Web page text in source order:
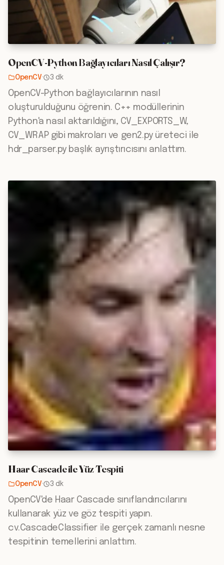
OpenCV-Python Bağlayıcıları Nasıl Çalışır?
OpenCV· 3 dk
OpenCV-Python bağlayıcılarının nasıl
oluşturulduğunu öğrenin. C++ modüllerinin
Python'a nasıl aktarıldığını, CV_EXPORTS_W,
CV_WRAP gibi makroları ve gen2.py üreteci ile
hdr_parser.py başlık ayrıştırıcısını anlattım.
Haar Cascade ile Yüz Tespiti
OpenCV· 3 dk
OpenCV'de Haar Cascade sınıflandırıcılarını
kullanarak yüz ve göz tespiti yapın.
cv.CascadeClassifier ile gerçek zamanlı nesne
tespitinin temellerini anlattım.